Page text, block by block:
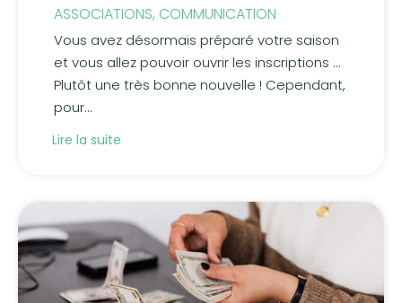
ASSOCIATIONS, COMMUNICATION
Vous avez désormais préparé votre saison
et vous allez pouvoir ouvrir les inscriptions …
Plutôt une très bonne nouvelle ! Cependant,
pour...
Lire la suite